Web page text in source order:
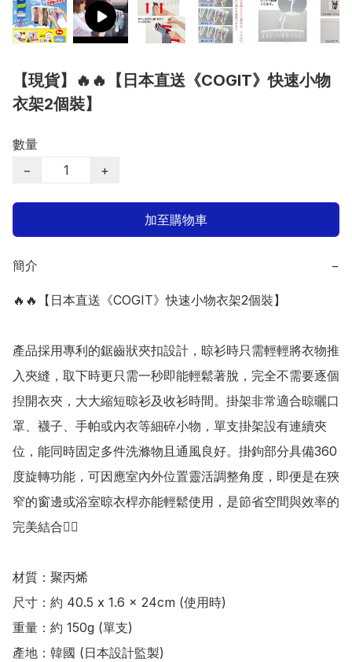
【現貨】🔥🔥【日本直送《COGIT》快速小物
衣架2個裝】
數量
−
+
加至購物車
簡介 −
🔥🔥【日本直送《COGIT》快速小物衣架2個裝】
產品採用專利的鋸齒狀夾扣設計，晾衫時只需輕輕將衣物推
入夾縫，取下時更只需一秒即能輕鬆著脫，完全不需要逐個
揑開衣夾，大大縮短晾衫及收衫時間。掛架非常適合晾曬口
罩、襪子、手帕或內衣等細碎小物，單支掛架設有連續夾
位，能同時固定多件洗滌物且通風良好。掛鉤部分具備360
度旋轉功能，可因應室內外位置靈活調整角度，即便是在狹
窄的窗邊或浴室晾衣桿亦能輕鬆使用，是節省空間與效率的
完美結合👍🏻
材質：聚丙烯
尺寸：約 40.5 x 1.6 x 24cm (使用時)
重量：約 150g (單支)
產地：韓國 (日本設計監製)